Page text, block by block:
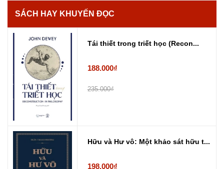
SÁCH HAY KHUYẾN ĐỌC
Tái thiết trong triết học (Recon...
188.000₫
235.000₫
Hữu và Hư vô: Một khảo sát hữu t...
198.000₫